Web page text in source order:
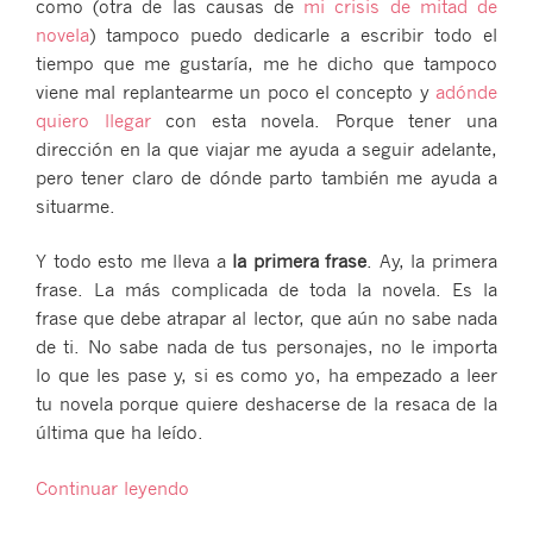
como (otra de las causas de mi crisis de mitad de
novela) tampoco puedo dedicarle a escribir todo el
tiempo que me gustaría, me he dicho que tampoco
viene mal replantearme un poco el concepto y adónde
quiero llegarcon esta novela. Porque tener una
dirección en la que viajar me ayuda a seguir adelante,
pero tener claro de dónde parto también me ayuda a
situarme.
Y todo esto me lleva a la primera frase. Ay, la primera
frase. La más complicada de toda la novela. Es la
frase que debe atrapar al lector, que aún no sabe nada
de ti. No sabe nada de tus personajes, no le importa
lo que les pase y, si es como yo, ha empezado a leer
tu novela porque quiere deshacerse de la resaca de la
última que ha leído.
Continuar leyendo